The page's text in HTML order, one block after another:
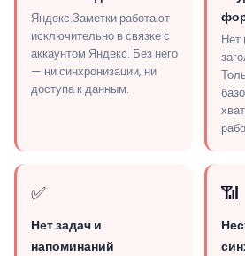
Яндекс.Заметки работают
исключительно в связке с
аккаунтом Яндекс. Без него
— ни синхронизации, ни
доступа к данным.
Нет
✅
Нет задач и
напоминаний
📶